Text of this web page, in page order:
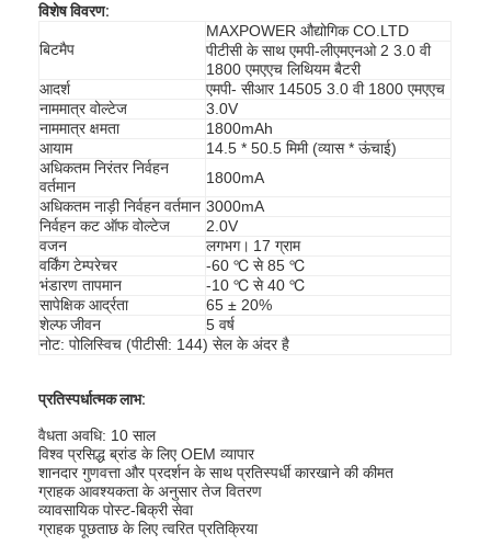
हमारे बारे में
कारखाना भ्रमण
विशेष विवरण:
बिटमैप
MAXPOWER औद्योगिक CO.LTD
पीटीसी के साथ एमपी-लीएमएनओ 2 3.0 वी
1800 एमएएच लिथियम बैटरी
आदर्श
एमपी- सीआर 14505 3.0 वी 1800 एमएएच
नाममात्र वोल्टेज
3.0V
नाममात्र क्षमता
1800mAh
आयाम
14.5 * 50.5 मिमी (व्यास * ऊंचाई)
अधिकतम निरंतर निर्वहन
वर्तमान
1800mA
अधिकतम नाड़ी निर्वहन वर्तमान 3000mA
निर्वहन कट ऑफ वोल्टेज
2.0V
वजन
लगभग। 17 ग्राम
वर्किंग टेम्परेचर
-60 ℃ से 85 ℃
भंडारण तापमान
-10 ℃ से 40 ℃
सापेक्षिक आर्द्रता
65 ± 20%
शेल्फ जीवन
5 वर्ष
नोट: पोलिस्विच (पीटीसी: 144) सेल के अंदर है
प्रतिस्पर्धात्मक लाभ:
वैधता अवधि: 10 साल
विश्व प्रसिद्ध ब्रांड के लिए OEM व्यापार
शानदार गुणवत्ता और प्रदर्शन के साथ प्रतिस्पर्धी कारखाने की कीमत
ग्राहक आवश्यकता के अनुसार तेज वितरण
व्यावसायिक पोस्ट-बिक्री सेवा
ग्राहक पूछताछ के लिए त्वरित प्रतिक्रिया